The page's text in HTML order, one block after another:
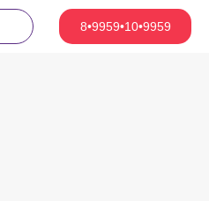
8•9959•10•9959